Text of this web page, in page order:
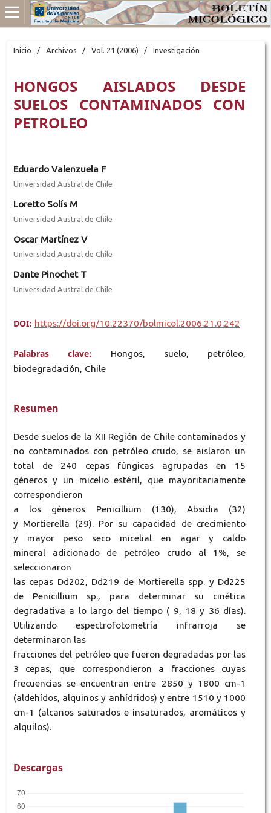
Inicio / Archivos / Vol. 21 (2006) / Investigación
HONGOS AISLADOS DESDE
SUELOS CONTAMINADOS CON
PETROLEO
Eduardo Valenzuela F
Universidad Austral de Chile
Loretto Solís M
Universidad Austral de Chile
Oscar Martínez V
Universidad Austral de Chile
Dante Pinochet T
Universidad Austral de Chile
DOI: https://doi.org/10.22370/bolmicol.2006.21.0.242
Palabras clave:
Hongos, suelo, petróleo,
biodegradación, Chile
Resumen
Desde suelos de la XII Región de Chile contaminados y
no contaminados con petróleo crudo, se aislaron un
total de 240 cepas fúngicas agrupadas en 15
géneros y un micelio estéril, que mayoritariamente
correspondieron
a los géneros Penicillium (130), Absidia (32)
y Mortierella (29). Por su capacidad de crecimiento
y mayor peso seco micelial en agar y caldo
mineral adicionado de petróleo crudo al 1%, se
seleccionaron
las cepas Dd202, Dd219 de Mortierella spp. y Dd225
de Penicillium sp., para determinar su cinética
degradativa a lo largo del tiempo ( 9, 18 y 36 días).
Utilizando espectrofotometría infrarroja se
determinaron las
fracciones del petróleo que fueron degradadas por las
3 cepas, que correspondieron a fracciones cuyas
frecuencias se encuentran entre 2850 y 1800 cm-1
(aldehídos, alquinos y anhídridos) y entre 1510 y 1000
cm-1 (alcanos saturados e insaturados, aromáticos y
alquilos).
Descargas